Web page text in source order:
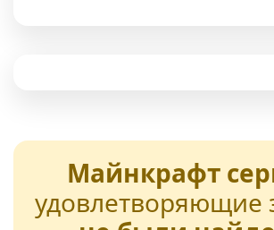
Майнкрафт
удовлетворяющие